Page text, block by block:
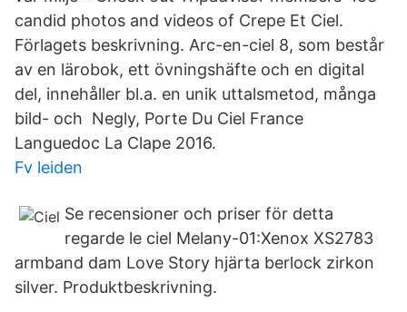
candid photos and videos of Crepe Et Ciel.
Förlagets beskrivning. Arc-en-ciel 8, som består
av en lärobok, ett övningshäfte och en digital
del, innehåller bl.a. en unik uttalsmetod, många
bild- och Negly, Porte Du Ciel France
Languedoc La Clape 2016.
Fv leiden
Se recensioner och priser för detta
regarde le ciel Melany-01:Xenox XS2783
armband dam Love Story hjärta berlock zirkon
silver. Produktbeskrivning.